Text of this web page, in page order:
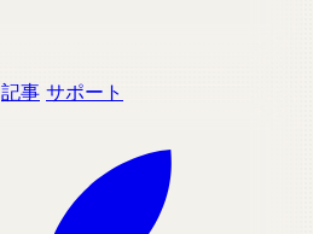
記事 サポート